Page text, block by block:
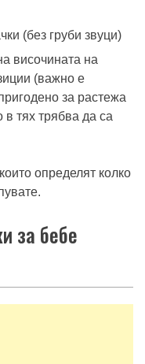
(без груби звуци)
височината на
(важно е
за растежа
в тях трябва да са
определят колко
за бебе